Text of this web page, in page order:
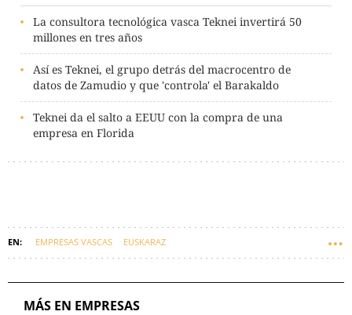
La consultora tecnológica vasca Teknei invertirá 50
millones en tres años
Así es Teknei, el grupo detrás del macrocentro de
datos de Zamudio y que 'controla' el Barakaldo
Teknei da el salto a EEUU con la compra de una
empresa en Florida
EMPRESAS VASCAS EUSKARAZ
MÁS EN EMPRESAS